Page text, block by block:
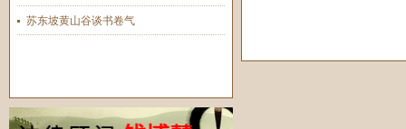
苏东坡黄山谷谈书卷气